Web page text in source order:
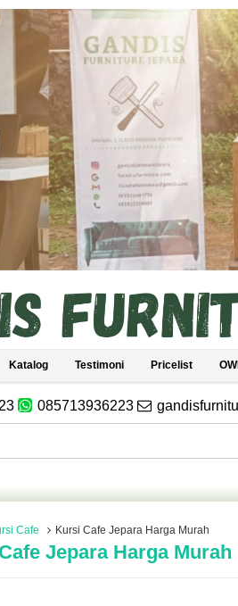
Katalog Testimoni Pricelist
085713936223
Cafe Kursi Cafe Jepara Harga Murah
Jepara Harga Murah